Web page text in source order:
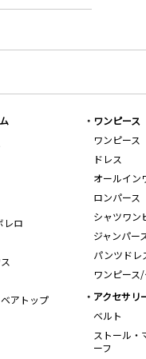
レロ
アトップ
ワンピース
ワンピース
ドレス
オールイン
ロンパース
シャツワン
ジャンパー
パンツドレ
ワンピース
アクセサリ
ベルト
ストール・
ーフ